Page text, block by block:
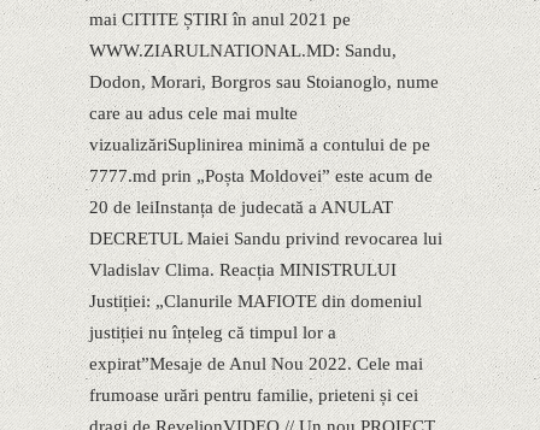
mai CITITE ȘTIRI în anul 2021 pe
WWW.ZIARULNATIONAL.MD: Sandu,
Dodon, Morari, Borgros sau Stoianoglo, nume
care au adus cele mai multe
vizualizăriSuplinirea minimă a contului de pe
7777.md prin „Poșta Moldovei” este acum de
20 de leiInstanța de judecată a ANULAT
DECRETUL Maiei Sandu privind revocarea lui
Vladislav Clima. Reacția MINISTRULUI
Justiției: „Clanurile MAFIOTE din domeniul
justiției nu înțeleg că timpul lor a
expirat”Mesaje de Anul Nou 2022. Cele mai
frumoase urări pentru familie, prieteni și cei